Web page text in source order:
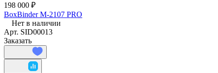
198 000 ₽
BoxBinder M-2107 PRO
Нет в наличии
Арт. SID00013
Заказать